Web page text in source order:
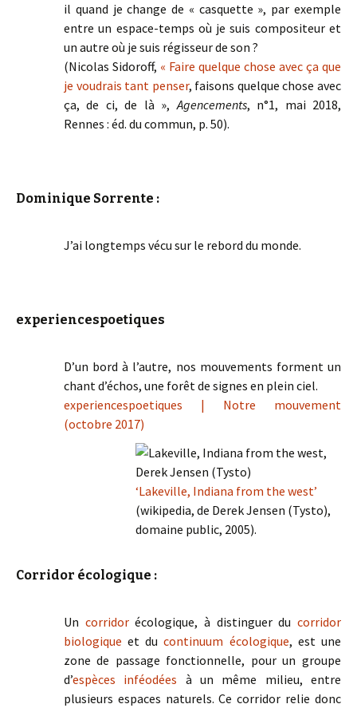
il quand je change de « casquette », par exemple
entre un espace-temps où je suis compositeur et
un autre où je suis régisseur de son ?
(Nicolas Sidoroff, « Faire quelque chose avec ça que
je voudrais tant penser, faisons quelque chose avec
ça, de ci, de là »,Agencements, n°1, mai 2018,
Rennes : éd. du commun, p. 50).
Dominique Sorrente :
J’ai longtemps vécu sur le rebord du monde.
experiencespoetiques
D’un bord à l’autre, nos mouvements forment un
chant d’échos, une forêt de signes en plein ciel.
experiencespoetiques | Notre mouvement
(octobre 2017)
‘Lakeville, Indiana from the west’
(wikipedia, de Derek Jensen (Tysto),
domaine public, 2005).
Corridor écologique :
Un corridorécologique, à distinguer ducorridor
biologique et ducontinuum écologique, est une
zone de passage fonctionnelle, pour un groupe
d’espèces inféodées à un même milieu, entre
plusieurs espaces naturels. Ce corridor relie donc